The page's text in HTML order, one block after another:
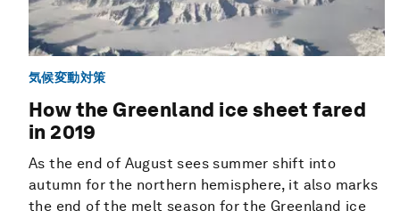
気候変動対策
How the Greenland ice sheet fared
in 2019
As the end of August sees summer shift into
autumn for the northern hemisphere, it also marks
the end of the melt season for the Greenland ice